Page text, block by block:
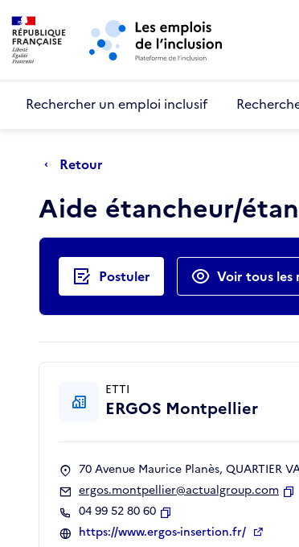
Aller au menu principal
Rechercher un emploi inclusif
Retour
Aide étancheur/
Actions rapides
Postuler Voir tous les
ETTI
ERGOS Montpellier
70 Avenue Maurice Planès, QUARTIER
ergos.montpellier@actualgroup.com
04 99 52 80 60
Copier
https://www.ergos-insertion.fr/